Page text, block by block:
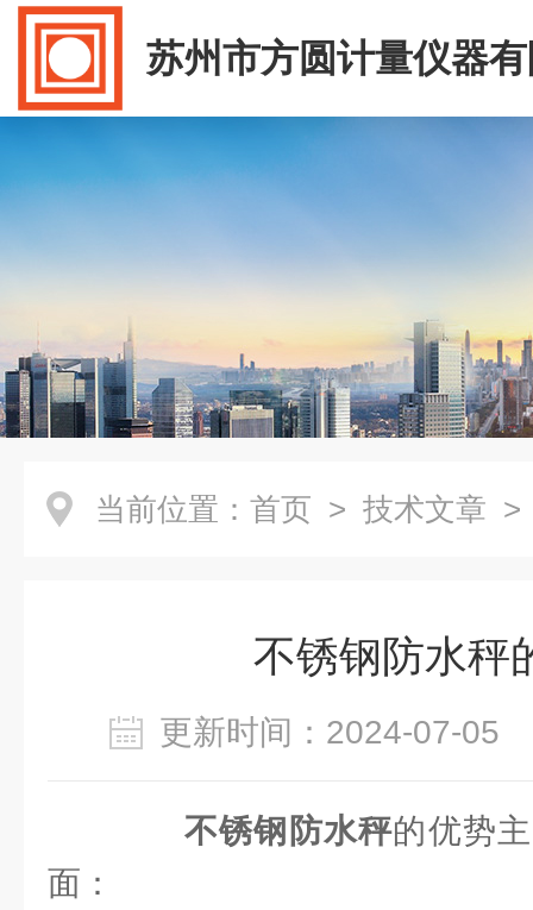
苏州市方圆计量仪器
当前位置： 首页 > 技术文章 >
不锈钢防水秤
更新时间：2024-07-
不锈钢防水秤的优势
面：